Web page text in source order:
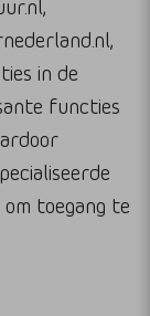
in de
functies
toegang te